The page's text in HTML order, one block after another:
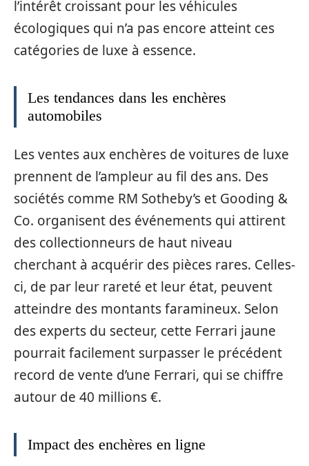
l’intérêt croissant pour les véhicules
écologiques qui n’a pas encore atteint ces
catégories de luxe à essence.
Les tendances dans les enchères
automobiles
Les ventes aux enchères de voitures de luxe
prennent de l’ampleur au fil des ans. Des
sociétés comme RM Sotheby’s et Gooding &
Co. organisent des événements qui attirent
des collectionneurs de haut niveau
cherchant à acquérir des pièces rares. Celles-
ci, de par leur rareté et leur état, peuvent
atteindre des montants faramineux. Selon
des experts du secteur, cette Ferrari jaune
pourrait facilement surpasser le précédent
record de vente d’une Ferrari, qui se chiffre
autour de 40 millions €.
Impact des enchères en ligne